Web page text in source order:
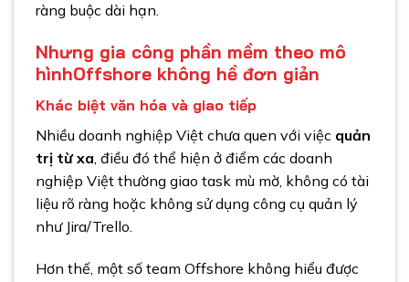
ràng buộc dài hạn.
Nhưng gia công phần mềm theo mô
hìnhOffshore không hề đơn giản
Khác biệt văn hóa và giao tiếp
Nhiều doanh nghiệp Việt chưa quen với việc quản
trị từ xa , điều đó thể hiện ở điểm các doanh
nghiệp Việt thường giao task mù mờ, không có tài
liệu rõ ràng hoặc không sử dụng công cụ quản lý
như Jira/Trello.
Hơn thế, một số team Offshore không hiểu được